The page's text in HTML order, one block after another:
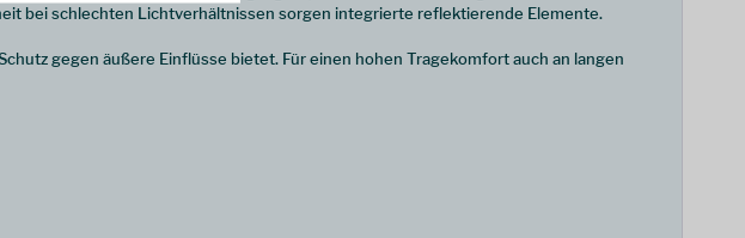
bei schlechten Lichtverhältnissen sorgen integrierte reflektierende Elemente.
gegen äußere Einflüsse bietet. Für einen hohen Tragekomfort auch an langen